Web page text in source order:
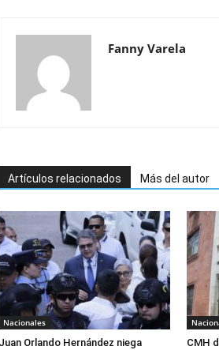
Fanny Varela
Artículos relacionados Más del autor
Nacionales
Juan Orlando Hernández niega
CMH